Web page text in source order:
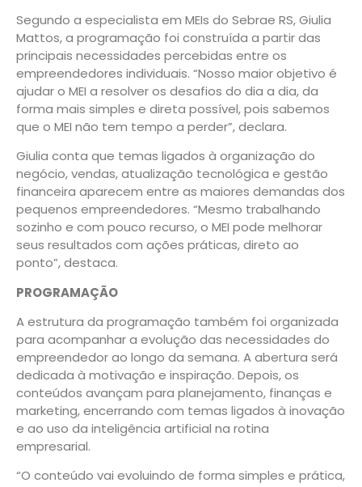
Segundo a especialista em MEIs do Sebrae RS, Giulia
Mattos, a programação foi construída a partir das
principais necessidades percebidas entre os
empreendedores individuais. “Nosso maior objetivo é
ajudar o MEI a resolver os desafios do dia a dia, da
forma mais simples e direta possível, pois sabemos
que o MEI não tem tempo a perder”, declara.
Giulia conta que temas ligados à organização do
negócio, vendas, atualização tecnológica e gestão
financeira aparecem entre as maiores demandas dos
pequenos empreendedores. “Mesmo trabalhando
sozinho e com pouco recurso, o MEI pode melhorar
seus resultados com ações práticas, direto ao
ponto”, destaca.
PROGRAMAÇÃO
A estrutura da programação também foi organizada
para acompanhar a evolução das necessidades do
empreendedor ao longo da semana. A abertura será
dedicada à motivação e inspiração. Depois, os
conteúdos avançam para planejamento, finanças e
marketing, encerrando com temas ligados à inovação
e ao uso da inteligência artificial na rotina
empresarial.
“O conteúdo vai evoluindo de forma simples e prática,